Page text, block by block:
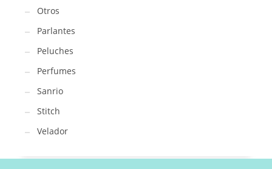
Otros
Parlantes
Peluches
Perfumes
Sanrio
Stitch
Velador